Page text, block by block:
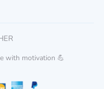
with motivation 💪